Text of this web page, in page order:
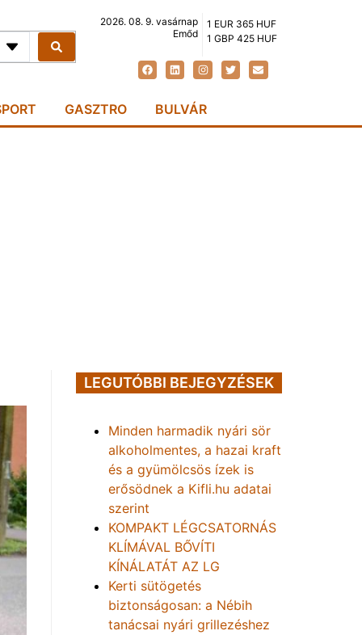
2026. 08. 9. vasárnap
Emőd
1 EUR 365 HUF
1 GBP 425 HUF
GASZTRO BULVÁR
LEGUTÓBBI BEJEGYZÉSEK
Minden harmadik nyári sör
alkoholmentes, a hazai kraft
és a gyümölcsös ízek is
erősödnek a Kifli.hu adatai
szerint
KOMPAKT LÉGCSATORNÁS
KLÍMÁVAL BŐVÍTI
KÍNÁLATÁT AZ LG
Kerti sütögetés
biztonságosan: a Nébih
tanácsai nyári grillezéshez